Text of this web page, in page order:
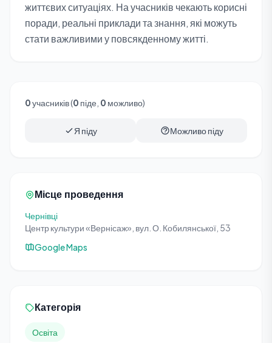
життєвих ситуаціях. На учасників чекають корисні
поради, реальні приклади та знання, які можуть
стати важливими у повсякденному житті.
0учасників (0 піде, 0 можливо)
Я піду Можливо піду
Місце проведення
Чернівці
Центр культури «Вернісаж», вул. О. Кобилянської, 53
Google Maps
Категорія
Освіта